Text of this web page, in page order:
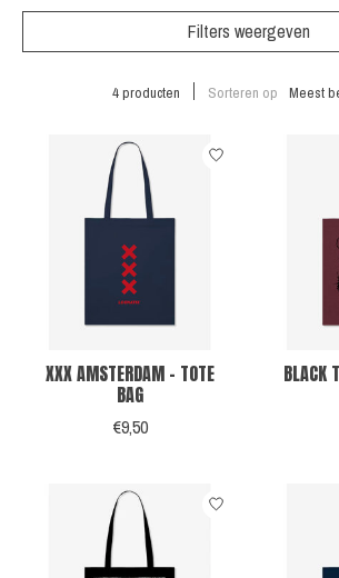
Filters weergeven
4 producten Sorteren op Meest
XXX AMSTERDAM - TOTE
BAG
€9,50
BLACK